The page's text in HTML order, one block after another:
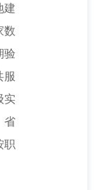
数
验
服
实
省
职